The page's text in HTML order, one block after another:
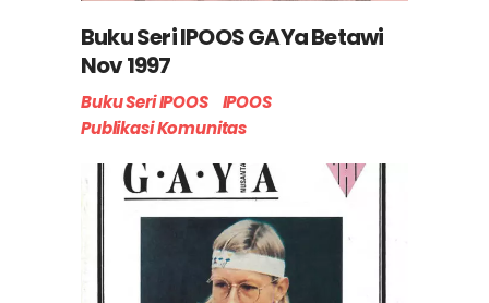
Buku Seri IPOOS GAYa Betawi
Nov 1997
Buku Seri IPOOS
IPOOS
Publikasi Komunitas